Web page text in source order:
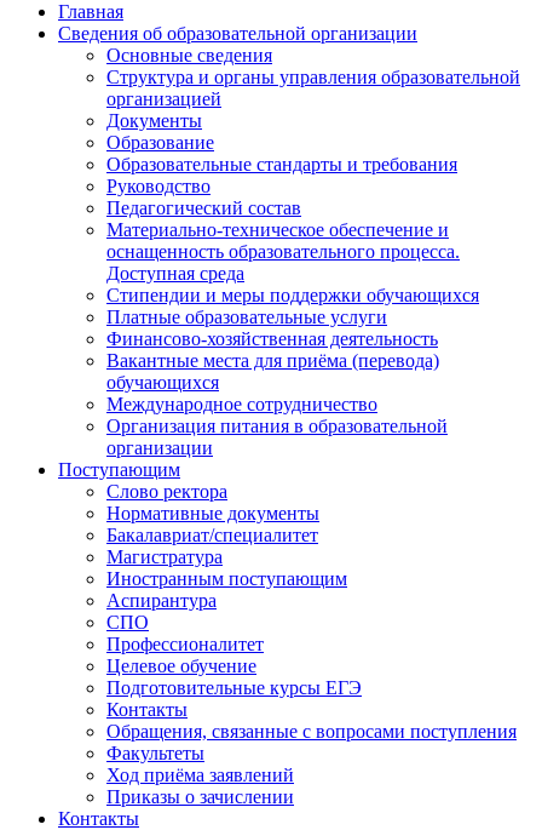
Главная
Сведения об образовательной организации
Основные сведения
Структура и органы управления образовательной
организацией
Документы
Образование
Образовательные стандарты и требования
Руководство
Педагогический состав
Материально-техническое обеспечение и
оснащенность образовательного процесса.
Доступная среда
Стипендии и меры поддержки обучающихся
Платные образовательные услуги
Финансово-хозяйственная деятельность
Вакантные места для приёма (перевода)
обучающихся
Международное сотрудничество
Организация питания в образовательной
организации
Поступающим
Слово ректора
Нормативные документы
Бакалавриат/специалитет
Магистратура
Иностранным поступающим
Аспирантура
СПО
Профессионалитет
Целевое обучение
Подготовительные курсы ЕГЭ
Контакты
Обращения, связанные с вопросами поступления
Факультеты
Ход приёма заявлений
Приказы о зачислении
Контакты